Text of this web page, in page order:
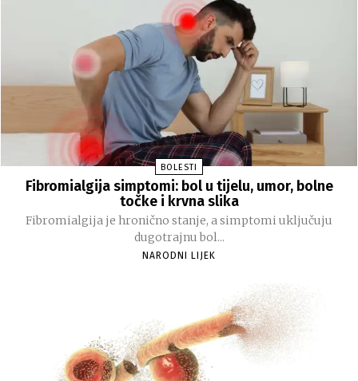
BOLESTI
Fibromialgija simptomi: bol u tijelu, umor, bolne
točke i krvna slika
Fibromialgija je hronično stanje, a simptomi uključuju
dugotrajnu bol...
NARODNI LIJEK